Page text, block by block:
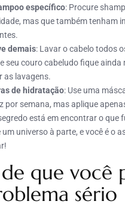
específico: Procure
mas que também tenham
demais: Lavar o cabelo todos
seu couro cabeludo fique ainda
as lavagens.
de hidratação: Use uma
por semana, mas aplique
está em encontrar o que
um universo à parte, e você é o
de que você
sério